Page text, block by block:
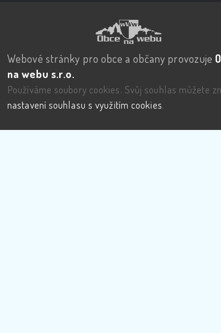
Webové stránky pro obce a občany provozuje
na webu s.r.o.
Používáme soubory cookies. Svůj souhlas můžete
nastavení souhlasu s využitím cookies.